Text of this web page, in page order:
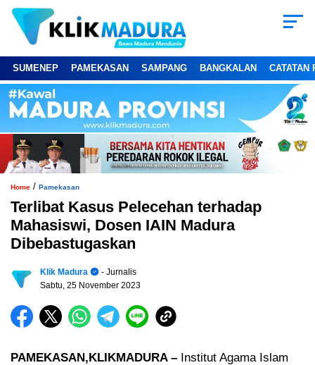
SUMENEP PAMEKASAN SAMPANG BANGKALAN CATATAN
Home / Pamekasan
Terlibat Kasus Pelecehan terhadap
Mahasiswi, Dosen IAIN Madura
Dibebastugaskan
Klik Madura
- Jurnalis
Sabtu, 25 November 2023
PAMEKASAN,KLIKMADURA – Institut Agama Islam